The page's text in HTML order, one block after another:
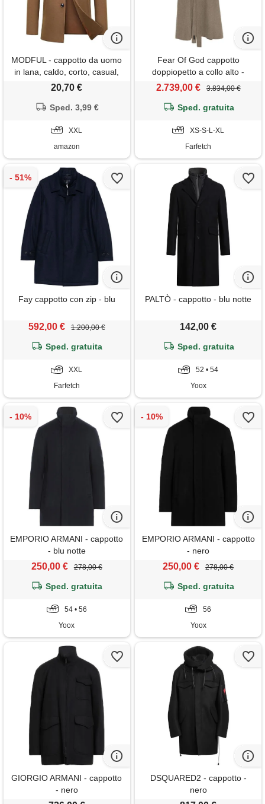
MODFUL - cappotto da uomo
in lana, caldo, corto, casual,
soprabito invernale, trench,
marrone, xxl
20,70 €
Sped. 3,99 €
XXL
amazon
Fear Of God cappotto
doppiopetto a collo alto -
marrone
2.739,00 € 3.834,00 €
Sped. gratuita
XS-S-L-XL
Farfetch
Fay cappotto con zip - blu
592,00 € 1.200,00 €
Sped. gratuita
XXL
Farfetch
PALTÒ - cappotto - blu notte
142,00 €
Sped. gratuita
52 • 54
Yoox
EMPORIO ARMANI - cappotto
- blu notte
250,00 € 278,00 €
Sped. gratuita
54 • 56
Yoox
EMPORIO ARMANI - cappotto
- nero
250,00 € 278,00 €
Sped. gratuita
56
Yoox
GIORGIO ARMANI - cappotto
- nero
DSQUARED2 - cappotto -
nero